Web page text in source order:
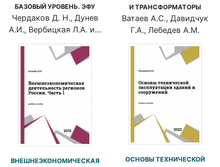
БАЗОВЫЙ УРОВЕНЬ. ЭФУ
Чердаков Д. Н., Дунев
А.И., Вербицкая Л.А. и…
И ТРАНСФОРМАТОРЫ
Ватаев А.С., Давидчук
Г.А., Лебедев А.М.
ВНЕШНЕЭКОНОМИЧЕСКАЯ
ОСНОВЫ ТЕХНИЧЕСКОЙ